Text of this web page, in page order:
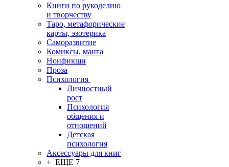
Книги по рукоделию
и творчеству
Таро, метафорические
карты, эзотерика
Саморазвитие
Комиксы, манга
Нонфикшн
Проза
Психология
Личностный
рост
Психология
общения и
отношений
Детская
психология
Аксессуары для книг
+ ЕЩЕ 7